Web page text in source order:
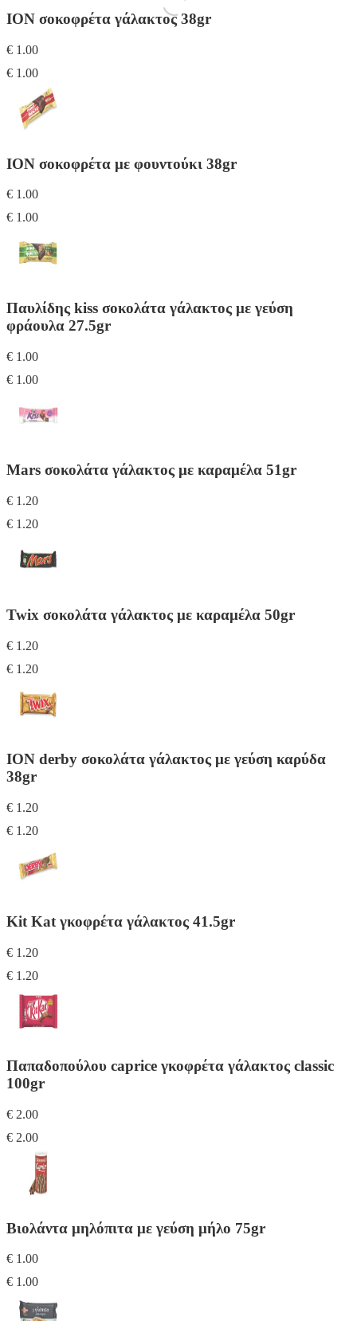
IΟΝ σοκοφρέτα γάλακτος 38gr
€ 1.00
€ 1.00
IΟΝ σοκοφρέτα με φουντούκι 38gr
€ 1.00
€ 1.00
Παυλίδης kiss σοκολάτα γάλακτος με γεύση
φράουλα 27.5gr
€ 1.00
€ 1.00
Mars σοκολάτα γάλακτος με καραμέλα 51gr
€ 1.20
€ 1.20
Twix σοκολάτα γάλακτος με καραμέλα 50gr
€ 1.20
€ 1.20
IΟΝ derby σοκολάτα γάλακτος με γεύση καρύδα
38gr
€ 1.20
€ 1.20
Kit Κat γκοφρέτα γάλακτος 41.5gr
€ 1.20
€ 1.20
Παπαδοπούλου caprice γκοφρέτα γάλακτος classic
100gr
€ 2.00
€ 2.00
Βιολάντα μηλόπιτα με γεύση μήλο 75gr
€ 1.00
€ 1.00